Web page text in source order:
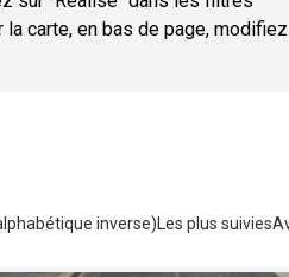
carte, en bas de page,
inverse) Les plus suivies